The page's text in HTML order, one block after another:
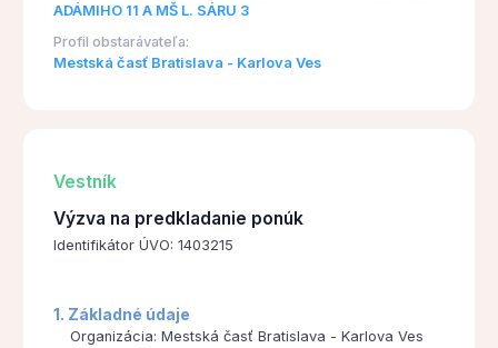
ADÁMIHO 11 A MŠ L. SÁRU 3
Profil obstarávateľa:
Mestská časť Bratislava - Karlova Ves
Vestník
Výzva na predkladanie ponúk
Identifikátor ÚVO: 1403215
1. Základné údaje
Organizácia: Mestská časť Bratislava - Karlova Ves